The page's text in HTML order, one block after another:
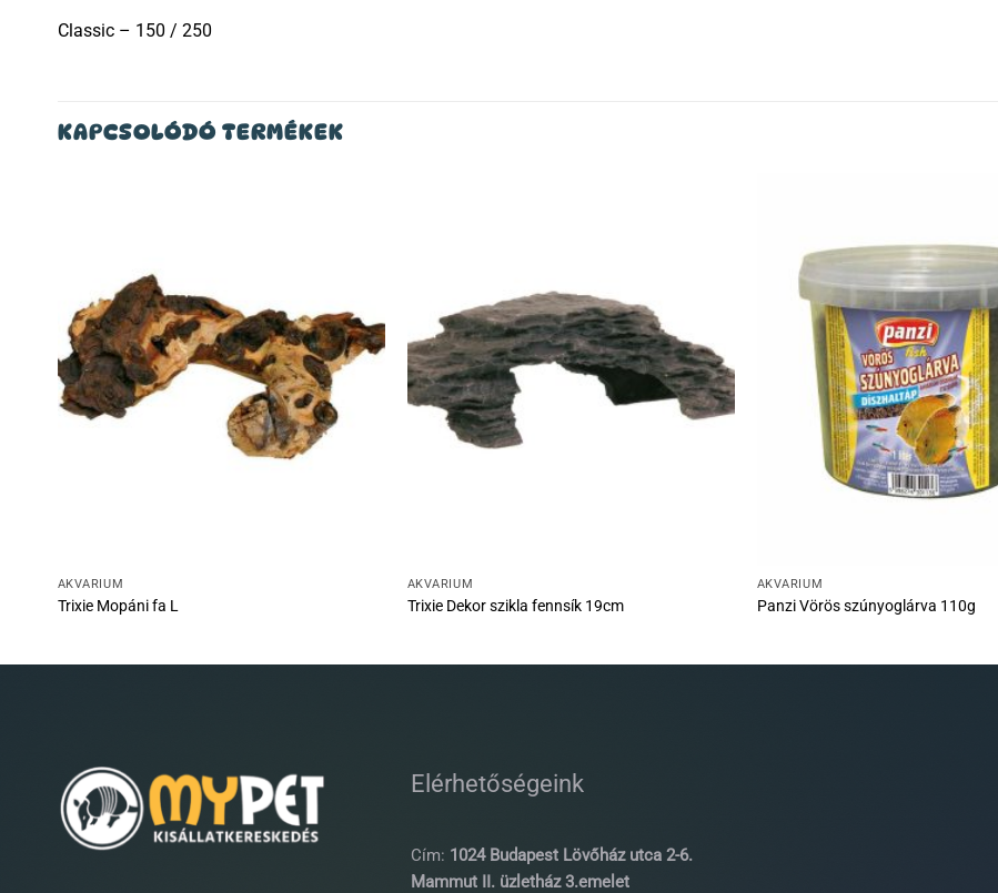
Classic – 150 / 250
KAPCSOLÓDÓ TERMÉKEK
AKVÁRIUM
Trixie Mopáni fa L
AKVÁRIUM
Trixie Dekor szikla fennsík 19cm
AKVÁRIUM
Panzi Vörös szúnyoglárva 110g
Elérhetőségeink
Cím: 1024 Budapest Lövőház utca 2-6.
Mammut II. üzletház 3.emelet